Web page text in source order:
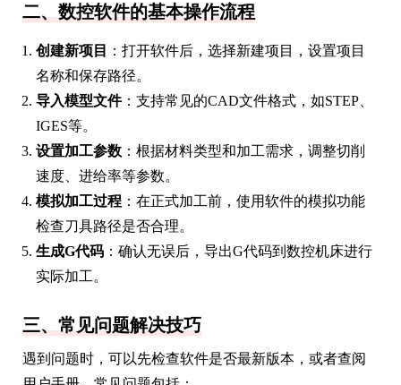
二、数控软件的基本操作流程
创建新项目
：打开软件后，选择新建项目，设置项目
名称和保存路径。
导入模型文件：支持常见的CAD文件格式，如STEP、
IGES等。
设置加工参数 ：根据材料类型和加工需求，调整切削
速度、进给率等参数。
模拟加工过程 ：在正式加工前，使用软件的模拟功能
检查刀具路径是否合理。
生成G代码 ：确认无误后，导出G代码到数控机床进行
实际加工。
三、常见问题解决技巧
遇到问题时，可以先检查软件是否最新版本，或者查阅